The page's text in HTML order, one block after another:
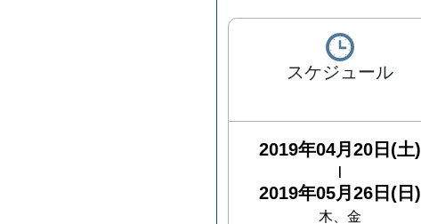
スケジュール
2019年04月20日(土)
2019年05月26日(日)
木、金